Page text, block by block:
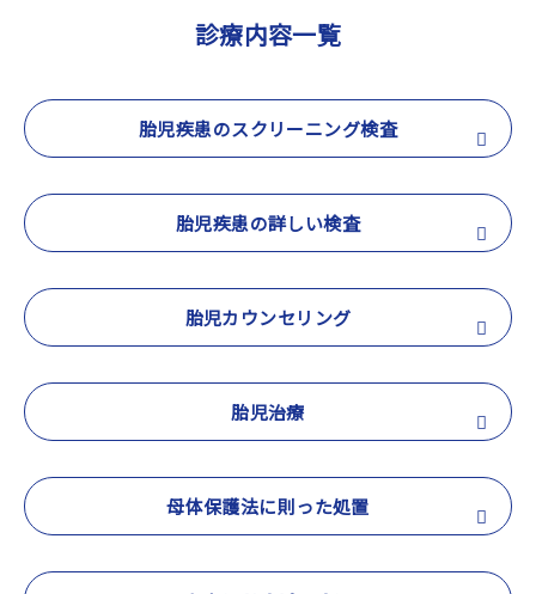
診療内容一覧
胎児疾患のスクリーニング検査
胎児疾患の詳しい検査
胎児カウンセリング
胎児治療
母体保護法に則った処置